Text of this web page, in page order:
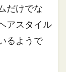
だけでな
アスタイル
るようで